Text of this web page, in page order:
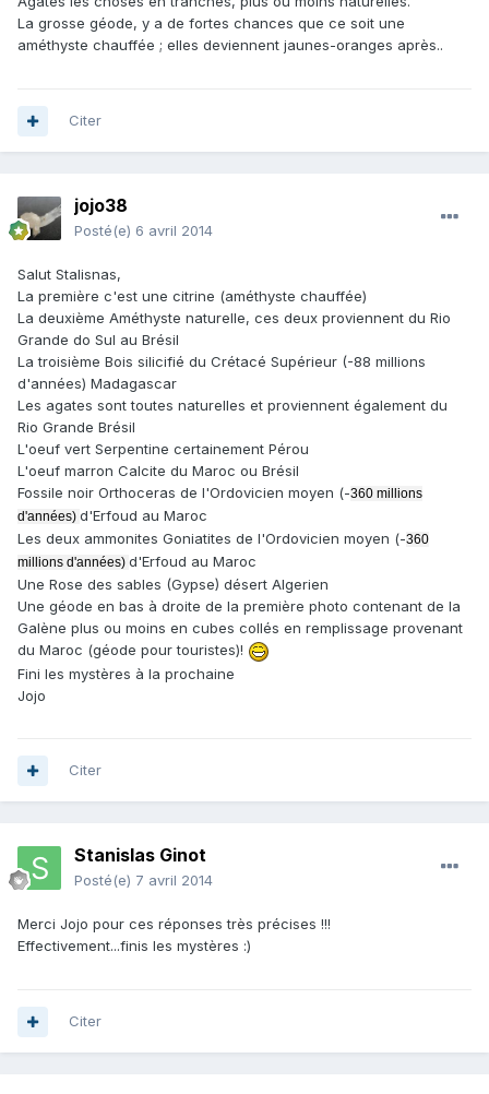
La grosse géode, y a de fortes chances que ce soit une
améthyste chauffée ; elles deviennent jaunes-oranges après..
Citer
jojo38
Posté(e) 6 avril 2014
Salut Stalisnas,
La première c'est une citrine (améthyste chauffée)
La deuxième Améthyste naturelle, ces deux proviennent du Rio
Grande do Sul au Brésil
La troisième Bois silicifié du Crétacé Supérieur (-88 millions
d'années) Madagascar
Les agates sont toutes naturelles et proviennent également du
Rio Grande Brésil
L'oeuf vert Serpentine certainement Pérou
L'oeuf marron Calcite du Maroc ou Brésil
Fossile noir Orthoceras de l'Ordovicien moyen (-360 millions
d'années) d'Erfoud au Maroc
Les deux ammonites Goniatites de l'Ordovicien moyen (-360
millions d'années) d'Erfoud au Maroc
Une Rose des sables (Gypse) désert Algerien
Une géode en bas à droite de la première photo contenant de la
Galène plus ou moins en cubes collés en remplissage provenant
du Maroc (géode pour touristes)!
Fini les mystères à la prochaine
Jojo
Citer
Stanislas Ginot
Posté(e) 7 avril 2014
Merci Jojo pour ces réponses très précises !!!
Effectivement...finis les mystères :)
Citer